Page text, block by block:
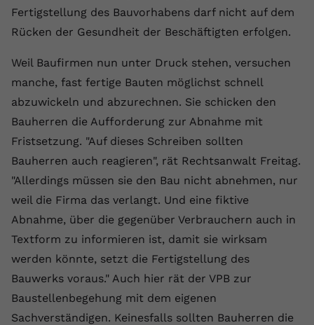
Fertigstellung des Bauvorhabens darf nicht auf dem
Rücken der Gesundheit der Beschäftigten erfolgen.
Weil Baufirmen nun unter Druck stehen, versuchen
manche, fast fertige Bauten möglichst schnell
abzuwickeln und abzurechnen. Sie schicken den
Bauherren die Aufforderung zur Abnahme mit
Fristsetzung. "Auf dieses Schreiben sollten
Bauherren auch reagieren", rät Rechtsanwalt Freitag.
"Allerdings müssen sie den Bau nicht abnehmen, nur
weil die Firma das verlangt. Und eine fiktive
Abnahme, über die gegenüber Verbrauchern auch in
Textform zu informieren ist, damit sie wirksam
werden könnte, setzt die Fertigstellung des
Bauwerks voraus." Auch hier rät der VPB zur
Baustellenbegehung mit dem eigenen
Sachverständigen. Keinesfalls sollten Bauherren die